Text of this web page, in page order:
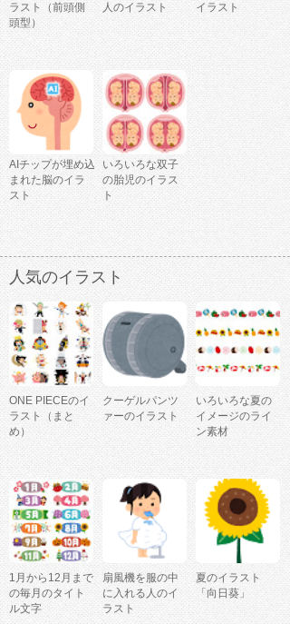
ラスト（前頭側
頭型）
人のイラスト
イラスト
AIチップが埋め込
まれた脳のイラ
スト
いろいろな双子
の胎児のイラス
ト
人気のイラスト
ONE PIECEのイ
ラスト（まと
め）
クーゲルパンツ
ァーのイラスト
いろいろな夏の
イメージのライ
ン素材
1月から12月まで
の毎月のタイト
ル文字
扇風機を服の中
に入れる人のイ
ラスト
夏のイラスト
「向日葵」